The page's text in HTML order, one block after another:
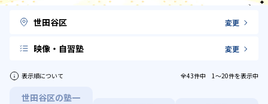
世田谷区 変更
映像・自習塾 変更
表示順について 全43件中 1〜20件を表示中
世田谷区の塾一